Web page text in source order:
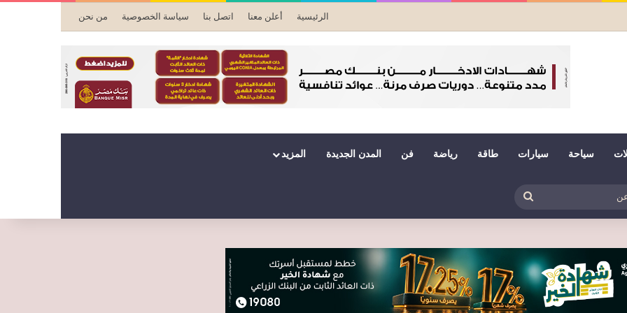
الرئيسية أعلن معنا اتصل بنا سياسة الخصوصية من نحن
سياحة سيارات طاقة رياضة فن المدن الجديدة المزيد
عن